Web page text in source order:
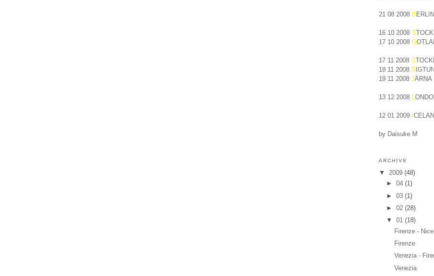
21 08 2008 B ERLIN
16 10 2008 S
17 10 2008 G
17 11 2008 S
18 11 2008 S
19 11 2008 JÄRNA
13 12 2008
12 01 2009
by Daisuke M
ARCHIVE
▼ 2009 (48)
►04(1)
►03(1)
►02(28)
▼01(18)
Firenze - Nice
Firenze
Venezia -
Venezia